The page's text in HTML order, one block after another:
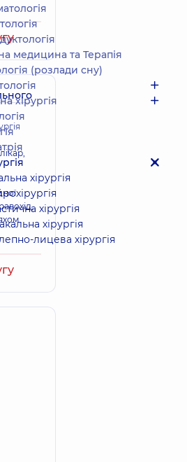
медицина та Терапія
(розлади сну)
хірургія
хірургія
хірургія
хірургія
лицева хірургія